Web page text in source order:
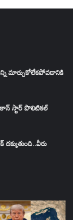
మార్చుకోలేకపోవడానికి
స్టార్ పొలిటికల్